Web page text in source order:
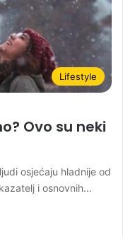
Lifestyle
Ovo su neki
osjećaju hladnije od
i osnovnih…